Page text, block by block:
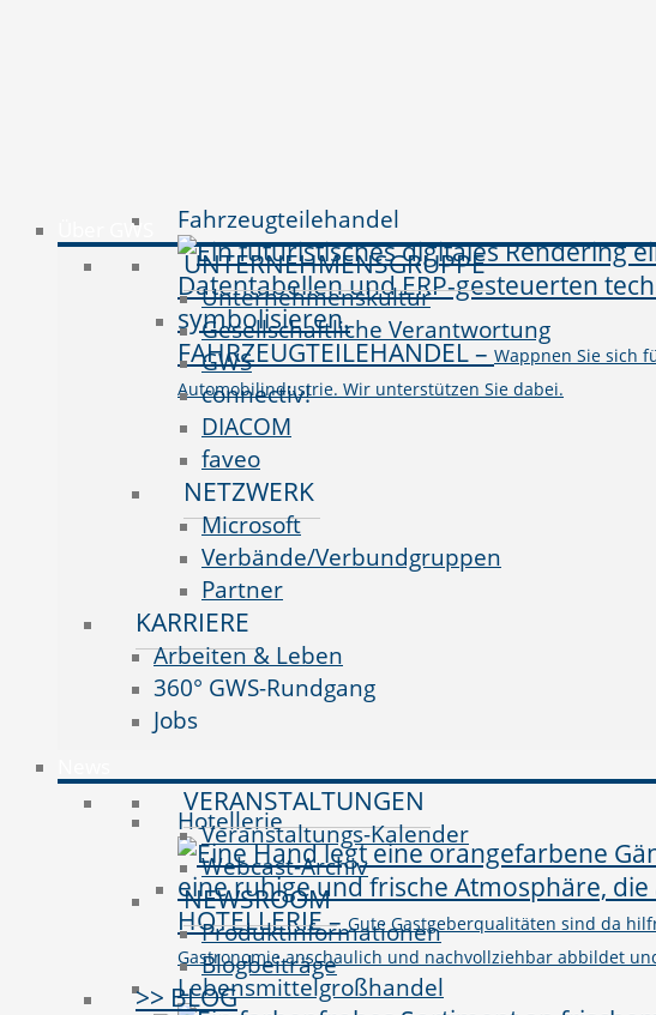
Fahrzeugteilehandel
FAHRZEUGTEILEHANDEL– Wappnen Sie sich
Automobilindustrie. Wir unterstützen Sie dabei.
Hotellerie
HOTELLERIE–Gute Gastgeberqualitäten sind da
Gastronomie anschaulich und nachvollziehbar abbildet
Lebensmittelgroßhandel
Über GWS
UNTERNEHMENSGRUPPE
Unternehmenskultur
Gesellschaftliche Verantwortung
GWS
connectiv!
DIACOM
faveo
NETZWERK
Microsoft
Verbände/Verbundgruppen
Partner
KARRIERE
Arbeiten & Leben
360° GWS-Rundgang
Jobs
VERANSTALTUNGEN
Veranstaltungs-Kalender
Webcast-Archiv
NEWSROOM
Produktinformationen
Blogbeiträge
>> BLOG